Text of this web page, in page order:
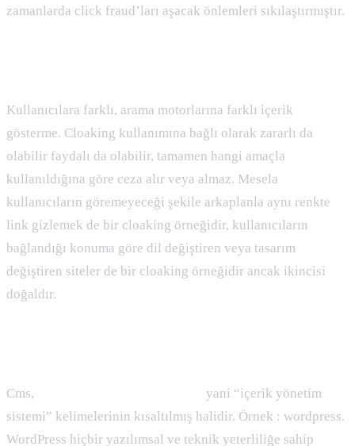
zamanlarda click fraud’ları aşacak önlemleri sıkılaştırmıştır.
Kullanıcılara farklı, arama motorlarına farklı içerik
gösterme. Cloaking kullanımına bağlı olarak zararlı da
olabilir faydalı da olabilir, tamamen hangi amaçla
kullanıldığına göre ceza alır veya almaz. Mesela
kullanıcıların göremeyeceği şekile arkaplanla aynı renkte
link gizlemek de bir cloaking örneğidir, kullanıcıların
bağlandığı konuma göre dil değiştiren veya tasarım
değiştiren siteler de bir cloaking örneğidir ancak ikincisi
doğaldır.
Cms,
yani “içerik yönetim
sistemi” kelimelerinin kısaltılmış halidir. Örnek : wordpress.
WordPress hiçbir yazılımsal ve teknik yeterliliğe sahip